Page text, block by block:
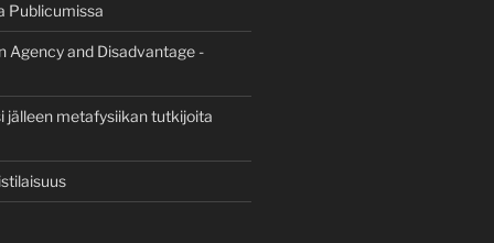
Publicumissa
Agency and Disadvantage -
jälleen metafysiikan tutkijoita